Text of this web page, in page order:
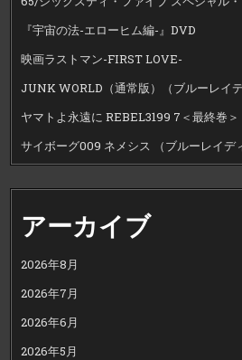
『宇宙の法-エローヒム編-』DVD
映画ラストマン-FIRST LOVE-
JUNK WORLD（通常版）（ブルーレイデ
ヤマトよ永遠に REBEL3199 7＜最終巻＞
サイボーグ009 ネメシス （ブルーレイデ
アーカイブ
2026年8月
2026年7月
2026年6月
2026年5月